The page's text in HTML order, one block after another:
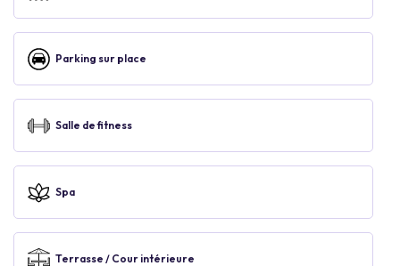
Parking sur place
Salle de fitness
Spa
Terrasse / Cour intérieure